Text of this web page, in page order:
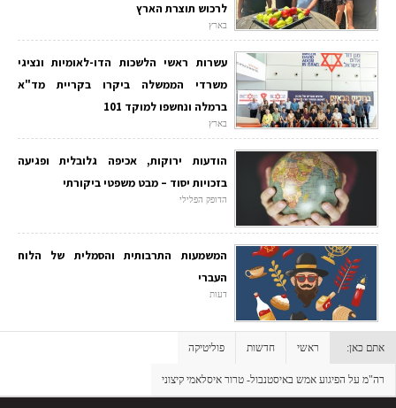
לרכוש תוצרת הארץ
בארץ
עשרות ראשי הלשכות הדו-לאומיות ונציגי
משרדי הממשלה ביקרו בקריית מד"א
ברמלה ונחשפו למוקד 101
בארץ
הודעות ירוקות, אכיפה גלובלית ופגיעה
בזכויות יסוד – מבט משפטי ביקורתי
הדופק הפלילי
המשמעות התרבותית והסמלית של הלוח
העברי
דעות
אתם כאן: ראשי חדשות פוליטיקה
רה"מ על הפיגוע אמש באיסטנבול- טרור איסלאמי קיצוני